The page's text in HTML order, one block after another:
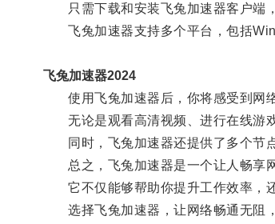
只需下载和安装飞兔加速器客户端，
飞兔加速器支持多个平台，包括
飞兔加速器2024
使用飞兔加速器后，你将感受到网络
无论是观看高清视频、进行在线游戏
同时，飞兔加速器还提供了多个节点
总之，飞兔加速器是一个让人畅享网
它不仅能够帮助你提升工作效率，还
选择飞兔加速器，让网络畅通无阻，